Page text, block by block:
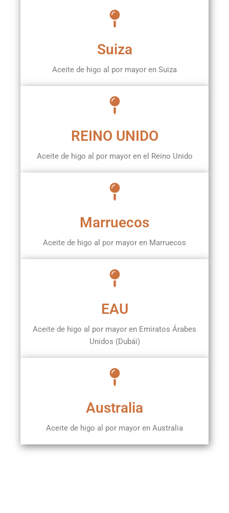
Suiza
Aceite de higo al por mayor en Suiza
REINO UNIDO
Aceite de higo al por mayor en el Reino Unido
Marruecos
Aceite de higo al por mayor en Marruecos
EAU
Aceite de higo al por mayor en Emiratos Árabes
Unidos (Dubái)
Australia
Aceite de higo al por mayor en Australia